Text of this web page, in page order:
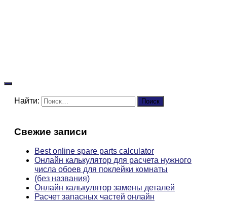
Найти:
Свежие записи
Best online spare parts calculator
Онлайн калькулятор для расчета нужного
числа обоев для поклейки комнаты
(без названия)
Онлайн калькулятор замены деталей
Расчет запасных частей онлайн